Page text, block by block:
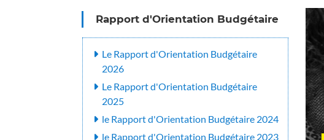
Rapport d'Orientation Budgétaire
Le Rapport d'Orientation Budgétaire
2026
Le Rapport d'Orientation Budgétaire
2025
le Rapport d'Orientation Budgétaire 2024
le Rapport d'Orientation Budgétaire 2023